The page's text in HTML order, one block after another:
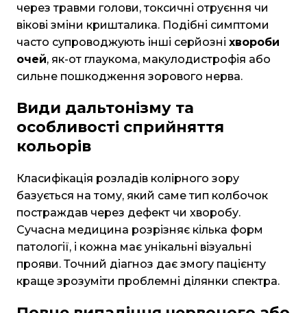
через травми голови, токсичні отруєння чи
вікові зміни кришталика. Подібні симптоми
часто супроводжують інші серйозні хвороби
очей, як-от глаукома, макулодистрофія або
сильне пошкодження зорового нерва.
Види дальтонізму та
особливості сприйняття
кольорів
Класифікація розладів колірного зору
базується на тому, який саме тип колбочок
постраждав через дефект чи хворобу.
Сучасна медицина розрізняє кілька форм
патології, і кожна має унікальні візуальні
прояви. Точний діагноз дає змогу пацієнту
краще зрозуміти проблемні ділянки спектра.